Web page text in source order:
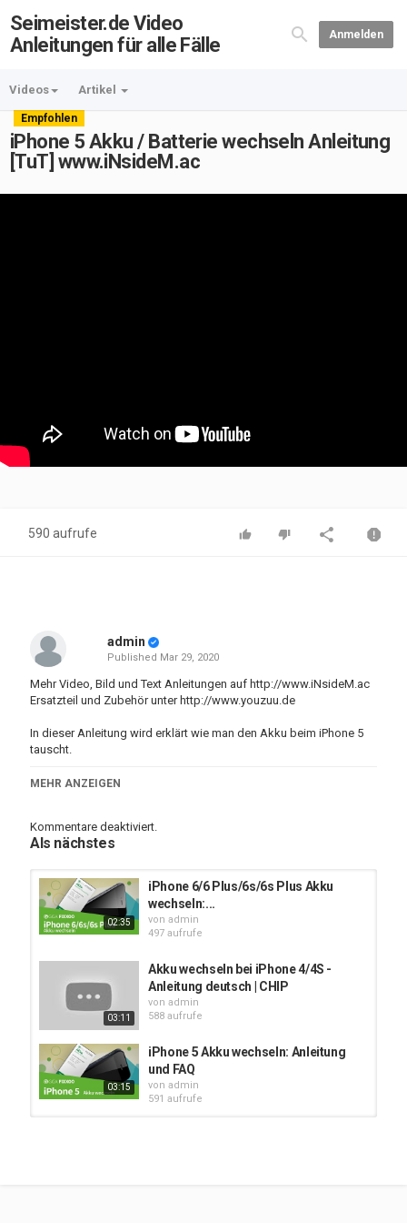
Seimeister.de Video
Anleitungen für alle Fälle
Anmelden
Videos Artikel
Empfohlen
iPhone 5 Akku / Batterie wechseln Anleitung
[TuT] www.iNsideM.ac
590 aufrufe
admin
Published Mar 29, 2020
Mehr Video, Bild und Text Anleitungen auf http://www.iNsideM.ac
Ersatzteil und Zubehör unterhttp://www.youzuu.de
In dieser Anleitung wird erklärt wie man den Akku beim iPhone 5
tauscht.
Originale Akkus für das iPhone 5 findest du hier:
EueriNsideM.acTeam
PC (Windows/Mac/Linux) Anleitungen
MEHR ANZEIGEN
Kommentare deaktiviert.
Als nächstes
02:35
iPhone 6/6 Plus/6s/6s Plus Akku
wechseln:...
von admin
497 aufrufe
03:11
Akku wechseln bei iPhone 4/4S -
Anleitung deutsch | CHIP
von admin
588 aufrufe
03:15
iPhone 5 Akku wechseln: Anleitung
und FAQ
von admin
591 aufrufe